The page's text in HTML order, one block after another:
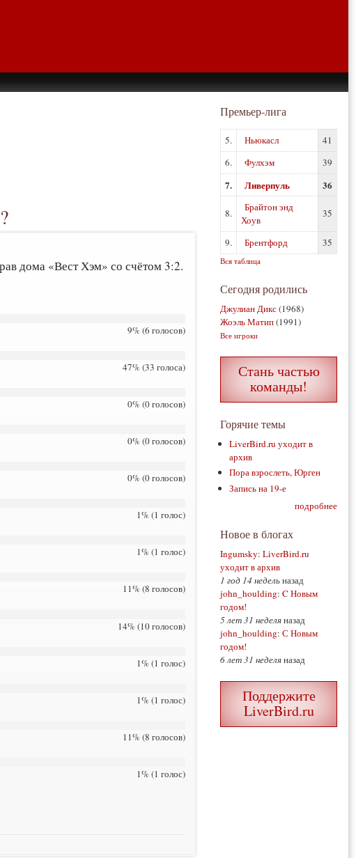
дома «Вест Хэм» со счётом 3:2.
9% (6 голосов)
47% (33 голоса)
0% (0 голосов)
0% (0 голосов)
0% (0 голосов)
1% (1 голос)
1% (1 голос)
11% (8 голосов)
14% (10 голосов)
1% (1 голос)
1% (1 голос)
11% (8 голосов)
1% (1 голос)
Премьер-лига
5. Ньюкасл
41
6.
Фулхэм 39
7. Ливерпуль 36
8.
Брайтон энд
Хоув
35
9. Брентфорд 35
Вся таблица
Сегодня родились
Джулиан Дикс(1968)
Жоэль Матип(1991)
Все игроки
Стань частью
команды!
Горячие темы
LiverBird.ru уходит в
архив
Пора взрослеть, Юрген
Запись на 19-е
подробнее
Новое в блогах
Ingumsky: LiverBird.ru
уходит в архив
1 год 14 недельназад
john_houlding: C Новым
годом!
5 лет 31 неделяназад
john_houlding: С Новым
годом!
6 лет 31 неделяназад
Поддержите
LiverBird.ru